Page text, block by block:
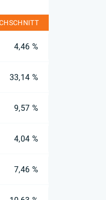
4,46 %
33,14 %
9,57 %
4,04 %
7,46 %